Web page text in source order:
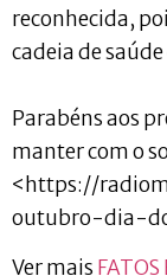
reconhecida,
cadeia de
Parabéns aos
manter com o
<https://
outubro-dia-
Ver mais FATOS